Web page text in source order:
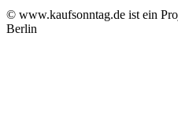
© www.kaufsonntag.de ist ein
Berlin